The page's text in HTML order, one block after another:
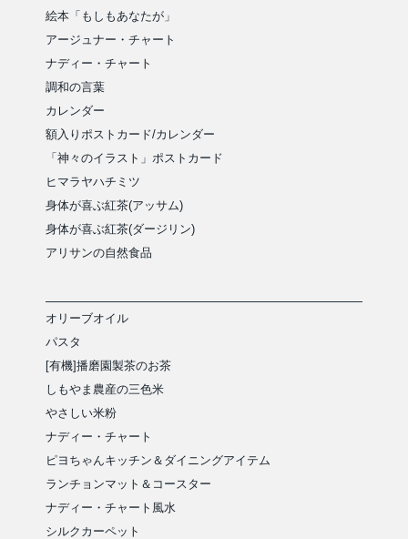
絵本「もしもあなたが」
アージュナー・チャート
ナディー・チャート
調和の言葉
カレンダー
額入りポストカード/カレンダー
「神々のイラスト」ポストカード
ヒマラヤハチミツ
身体が喜ぶ紅茶(アッサム)
身体が喜ぶ紅茶(ダージリン)
アリサンの自然食品
オリーブオイル
パスタ
[有機]播磨園製茶のお茶
しもやま農産の三色米
やさしい米粉
ナディー・チャート
ピヨちゃんキッチン＆ダイニングアイテム
ランチョンマット＆コースター
ナディー・チャート風水
シルクカーペット